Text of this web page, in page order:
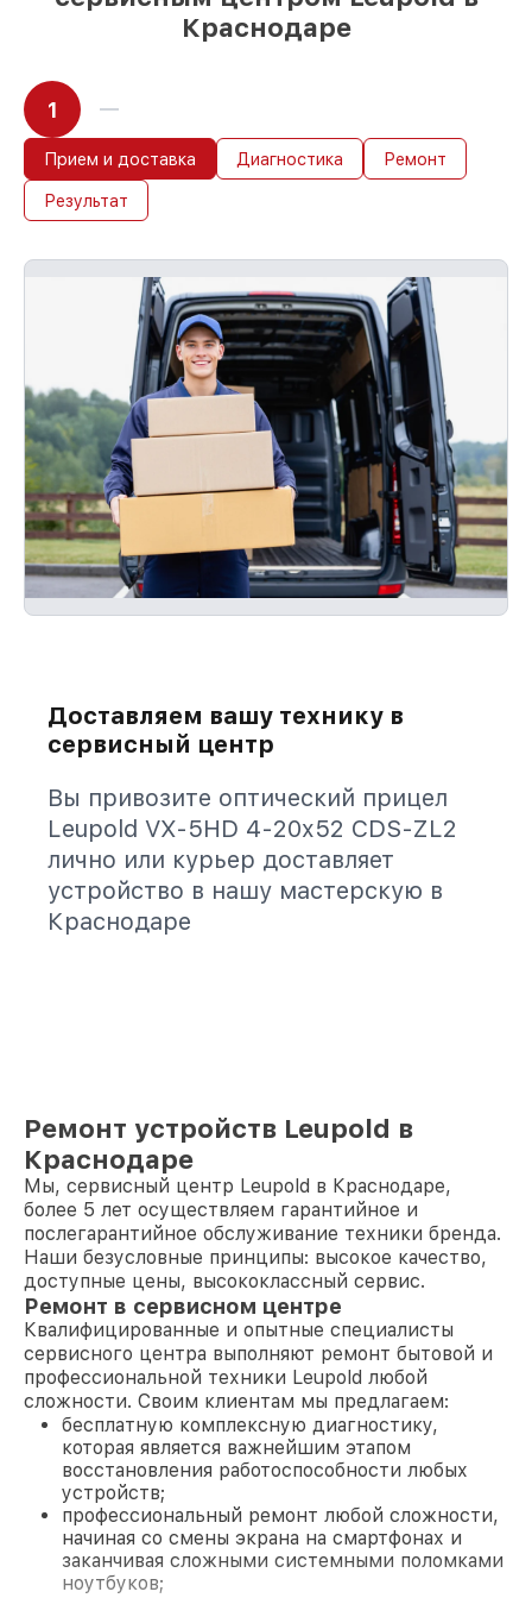
Краснодаре
1
Прием и доставка Диагностика Ремонт
Результат
Доставляем вашу технику в
сервисный центр
Вы привозите оптический прицел
Leupold VX-5HD 4-20x52 CDS-ZL2
лично или курьер доставляет
устройство в нашу мастерскую в
Краснодаре
Ремонт устройств Leupold в
Краснодаре
Мы, сервисный центр Leupold в Краснодаре,
более 5 лет осуществляем гарантийное и
послегарантийное обслуживание техники бренда.
Наши безусловные принципы: высокое качество,
доступные цены, высококлассный сервис.
Ремонт в сервисном центре
Квалифицированные и опытные специалисты
сервисного центра выполняют ремонт бытовой и
профессиональной техники Leupold любой
сложности. Своим клиентам мы предлагаем:
бесплатную комплексную диагностику,
которая является важнейшим этапом
восстановления работоспособности любых
устройств;
профессиональный ремонт любой сложности,
начиная со смены экрана на смартфонах и
заканчивая сложными системными поломками
ноутбуков;